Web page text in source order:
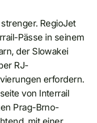
RegioJet
Pässe in seinem
der Slowakei
RJ-
erfordern.
von Interrail
Prag-Brno-